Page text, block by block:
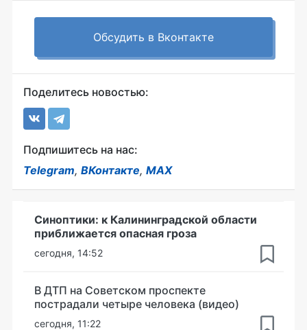
Обсудить в Вконтакте
Поделитесь новостью:
Подпишитесь на нас:
Telegram, ВКонтакте, MAX
Синоптики: к Калининградской области
приближается опасная гроза
сегодня, 14:52
В ДТП на Советском проспекте
пострадали четыре человека (видео)
сегодня, 11:22